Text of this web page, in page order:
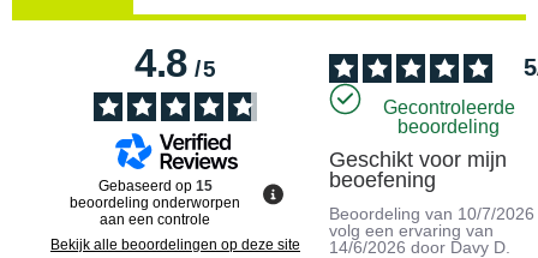
4.8/5
Gebaseerd op 15
beoordeling onderworpen
aan een controle
Bekijk alle beoordelingen op deze site
5
Gecontroleerde
beoordeling
Geschikt voor mijn
beoefening
Beoordeling van 10/7/2026
volg een ervaring van
14/6/2026 door Davy D.